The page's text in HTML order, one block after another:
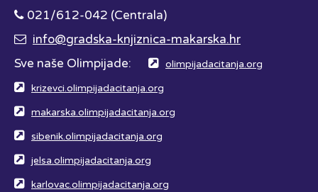
021/612-042 (Centrala)
info@gradska-knjiznica-makarska.hr
Sve naše Olimpijade:
olimpijadacitanja.org
krizevci.olimpijadacitanja.org
makarska.olimpijadacitanja.org
sibenik.olimpijadacitanja.org
jelsa.olimpijadacitanja.org
karlovac.olimpijadacitanja.org